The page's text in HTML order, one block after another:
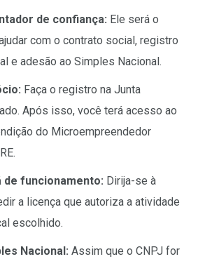
de confiança: Ele será o
com o contrato social, registro
e adesão ao Simples Nacional.
Faça o registro na Junta
Após isso, você terá acesso ao
do Microempreendedor
funcionamento: Dirija-se à
a licença que autoriza a atividade
escolhido.
Nacional: Assim que o CNPJ for